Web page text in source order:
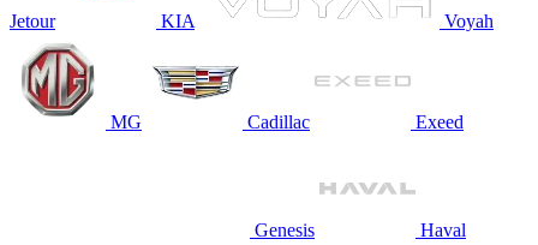
Jetour KIA Voyah
MG Cadillac Exeed
Genesis Haval